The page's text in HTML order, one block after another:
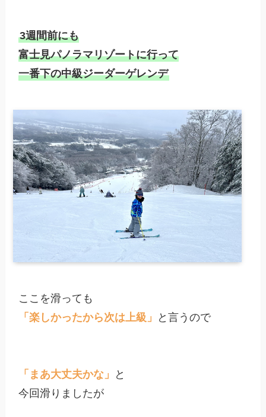
3週間前にも
富士見パノラマリゾートに行って
一番下の中級ジーダーゲレンデ
「楽しかったから次は上級」
と言うので
「まあ大丈夫かな」
と
今回滑りましたが